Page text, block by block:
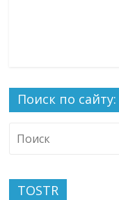
Поиск по сайту:
TOSTR